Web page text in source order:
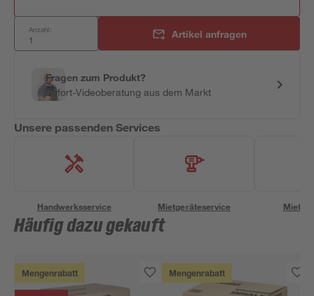
Anzahl: Artikel anfragen
Fragen zum Produkt?
Sofort-Videoberatung aus dem Markt
Unsere passenden Services
Handwerksservice Mietgeräteservice
Häufig dazu gekauft
Mengenrabatt Mengenrabatt